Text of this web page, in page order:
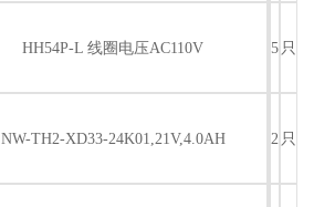
HH54P-L 线圈电压AC110V 5 只
NW-TH2-XD33-24K01,21V,4.0AH 2 只